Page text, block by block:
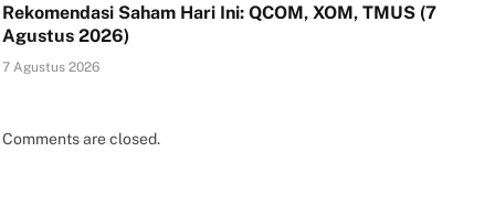
Rekomendasi Saham Hari Ini: QCOM, XOM, TMUS (7
Agustus 2026)
7 Agustus 2026
Comments are closed.